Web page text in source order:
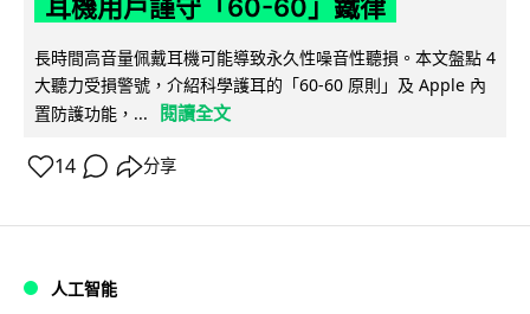
耳機用戶謹守「60-60」鐵律
長時間高音量佩戴耳機可能導致永久性噪音性聽損。本文盤點 4
大聽力受損警號，介紹科學護耳的「60-60 原則」及 Apple 內
置防護功能，...
閱讀全文
14 分享
人工智能